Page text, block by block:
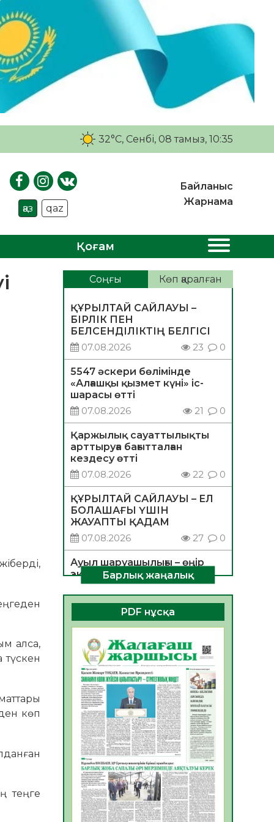
32°C, Сенбі, 08 тамыз, 10:35
қаз qaz
Байланыс
Жарнама
Қоғам
алса,
түскен
көп
теңге
Соңғы Көп қаралған
ҚҰРЫЛТАЙ САЙЛАУЫ –
БІРЛІК ПЕН
БЕЛСЕНДІЛІКТІҢ БЕЛГІСІ
07.08.2026
23 0
5547 әскери бөлімінде
«Алғашқы қызмет күні» іс-
шарасы өтті
07.08.2026
21 0
Қаржылық сауаттылықты
арттыруға бағытталған
кездесу өтті
07.08.2026
22 0
ҚҰРЫЛТАЙ САЙЛАУЫ – ЕЛ
БОЛАШАҒЫ ҮШІН
ЖАУАПТЫ ҚАДАМ
07.08.2026
27 0
Ауыл шаруашылығы – өңір
экономикасының негізгі
тірегі
06.08.2026
36 0
ҚОҒАМДЫҚ БЕЛСЕНДІЛІК –
ЕЛ ДАМУЫНЫҢ НЕГІЗІ
06.08.2026
33
ҚҰРЫЛТАЙ САЙЛАУЫ –
БОЛАШАҚҚА БАСТАР
ЖАУАПТЫ ТАҢДАУ
06.08.2026
35
Инфекциялық ауруларға
қарсы иммундау
жұмыстарының тиімділігі
06.08.2026
37
Көкжөтел ауруы туралы
Барлық жаңалық
PDF нұсқа